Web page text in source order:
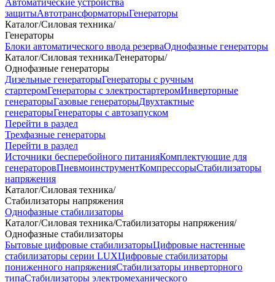
Автоматические устройства
защитыАвтотрансформаторыГенераторы
Каталог/Силовая техника/
Генераторы
Блоки автоматического ввода резерваОднофазные генераторы
Каталог/Силовая техника/Генераторы/
Однофазные генераторы
Дизельные генераторыГенераторы с ручным
стартеромГенераторы с электростартеромИнверторные
генераторыГазовые генераторыДвухтактные
генераторыГенераторы с автозапуском
Перейти в раздел
Трехфазные генераторы
Перейти в раздел
Источники бесперебойного питанияКомплектующие для
генераторовПневмоинструментКомпрессорыСтабилизаторы
напряжения
Каталог/Силовая техника/
Стабилизаторы напряжения
Однофазные стабилизаторы
Каталог/Силовая техника/Стабилизаторы напряжения/
Однофазные стабилизаторы
Бытовые цифровые стабилизаторыЦифровые настенные
стабилизаторы серии LUXЦифровые стабилизаторы
пониженного напряженияСтабилизаторы инверторного
типаСтабилизаторы электромеханического